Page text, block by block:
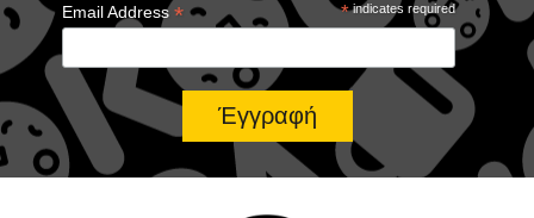
*indicates required
Email Address*